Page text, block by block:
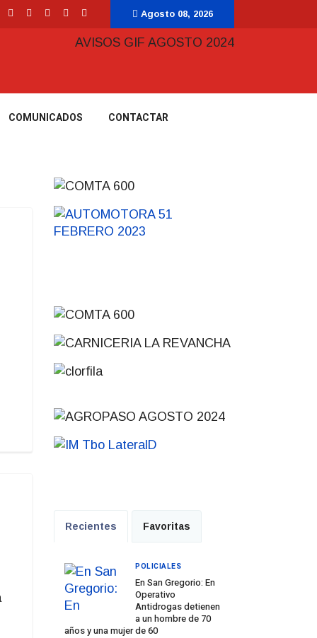
Agosto 08, 2026
COMUNICADOS CONTACTAR
Recientes Favoritas
En San Gregorio: En
Operativo
Antidrogas detienen
a un hombre de 70
años y una mujer de 60
POLICIALES